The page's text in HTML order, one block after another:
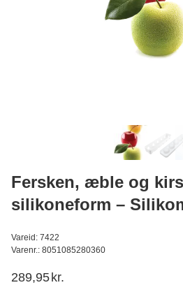
Læg i
Fersken, æble og
silikoneform –
Vareid: 7422
Varenr.: 8051085280360
289,95 kr.